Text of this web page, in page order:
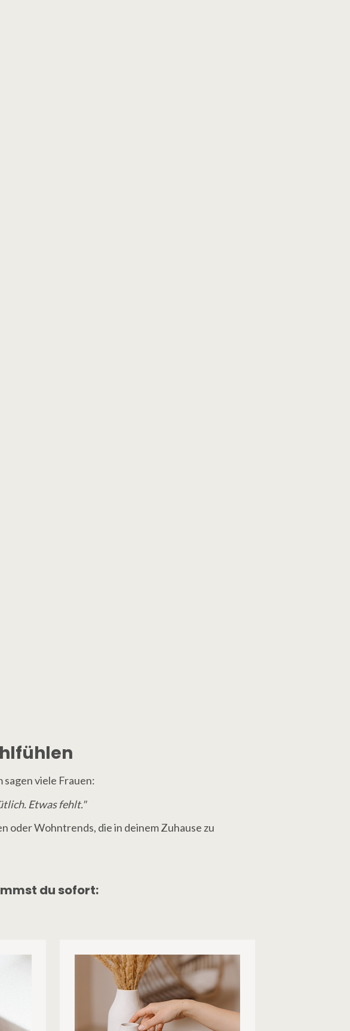
viele Frauen:
Etwas fehlt."
oder Wohntrends, die in deinem Zuhause zu
du sofort: